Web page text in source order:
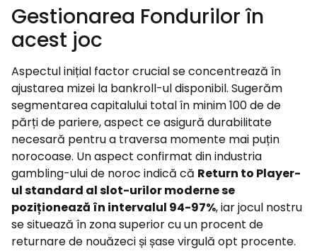
Gestionarea Fondurilor în
acest joc
Aspectul inițial factor crucial se concentrează în
ajustarea mizei la bankroll-ul disponibil. Sugerăm
segmentarea capitalului total în minim 100 de de
părți de pariere, aspect ce asigură durabilitate
necesară pentru a traversa momente mai puțin
norocoase. Un aspect confirmat din industria
gambling-ului de noroc indică că Return to Player-
ul standard al slot-urilor moderne se
poziționează în intervalul 94-97%, iar jocul nostru
se situează în zona superior cu un procent de
returnare de nouăzeci și șase virgulă opt procente.